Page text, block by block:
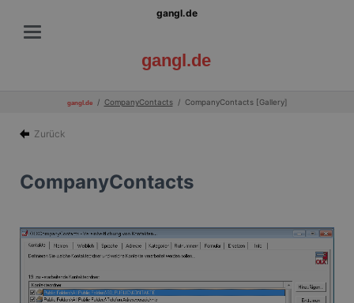
gangl.de
gangl.de
gangl.de CompanyContacts CompanyContacts [Gallery]
Zurück
CompanyContacts